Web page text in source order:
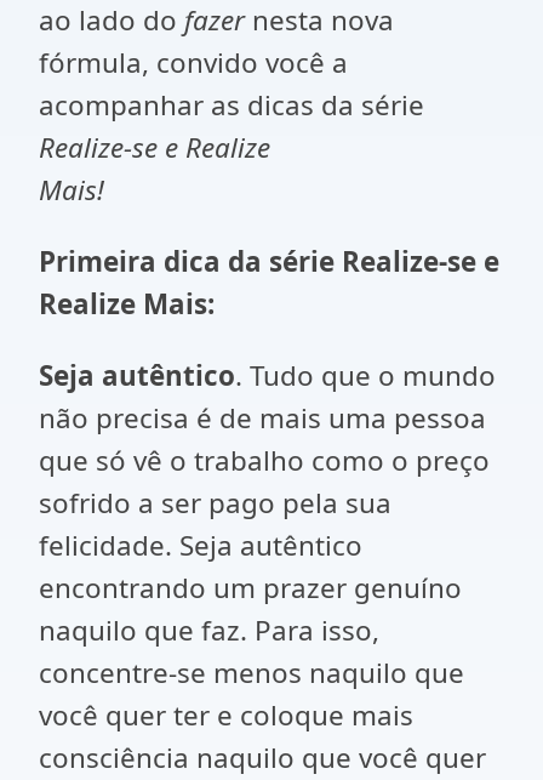
ao lado do fazer nesta nova
fórmula, convido você a
acompanhar as dicas da série
Realize-se e Realize
Mais!
Primeira dica da série Realize-se e
Realize Mais:
Seja autêntico. Tudo que o mundo
não precisa é de mais uma pessoa
que só vê o trabalho como o preço
sofrido a ser pago pela sua
felicidade. Seja autêntico
encontrando um prazer genuíno
naquilo que faz. Para isso,
concentre-se menos naquilo que
você quer ter e coloque mais
consciência naquilo que você quer